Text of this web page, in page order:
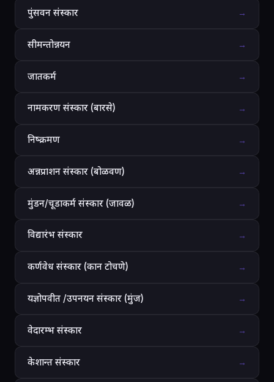
पुंसवन संस्कार →
सीमन्तोन्नयन →
जातकर्म →
नामकरण संस्कार (बारसे) →
निष्क्रमण →
अन्नप्राशन संस्कार (बोळवण) →
मुंडन/चूडाकर्म संस्कार (जावळ) →
विद्यारंभ संस्कार →
कर्णवेध संस्कार (कान टोचणे) →
यज्ञोपवीत /उपनयन संस्कार (मुंज) →
वेदारम्भ संस्कार →
केशान्त संस्कार →